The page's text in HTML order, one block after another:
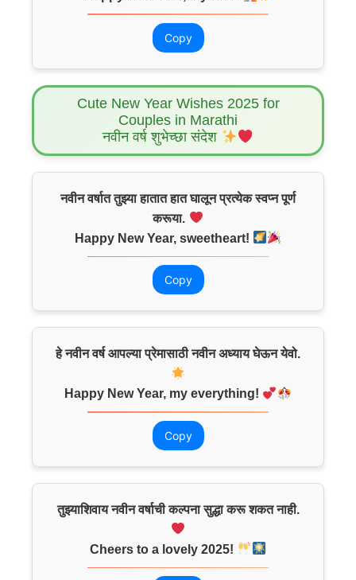
Copy
Cute New Year Wishes 2025 for
Couples in Marathi
नवीन वर्ष शुभेच्छा संदेश
नवीन वर्षात तुझ्या हातात हात घालून प्रत्येक स्वप्न पूर्ण
करूया.
Happy New Year, sweetheart!
Copy
हे नवीन वर्ष आपल्या प्रेमासाठी नवीन अध्याय घेऊन येवो.
Happy New Year, my everything!
Copy
तुझ्याशिवाय नवीन वर्षाची कल्पना सुद्धा करू शकत नाही.
Cheers to a lovely 2025!